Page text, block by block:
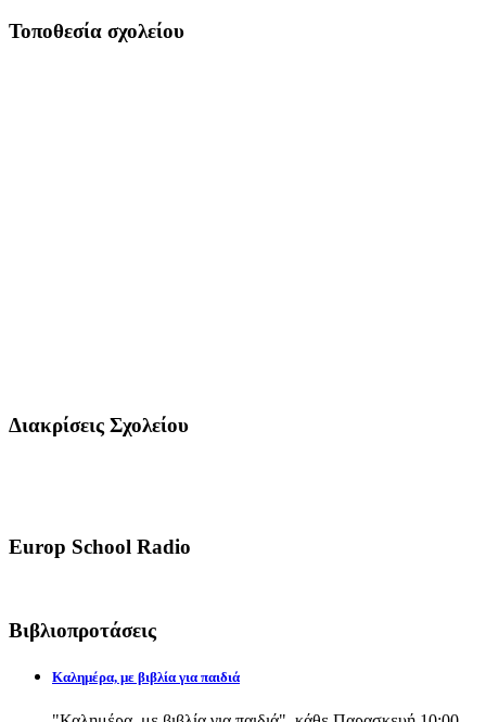
Τοποθεσία σχολείου
Διακρίσεις Σχολείου
Europ School Radio
Βιβλιοπροτάσεις
Καλημέρα, με βιβλία για παιδιά